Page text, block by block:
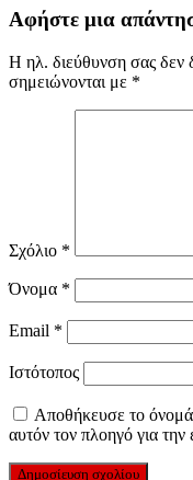
Αφήστε μια
Η ηλ. διεύθυνση σας δεν
σημειώνονται με *
Σχόλιο *
Όνομα *
Email *
Ιστότοπος
Αποθήκευσε το
αυτόν τον πλοηγό για